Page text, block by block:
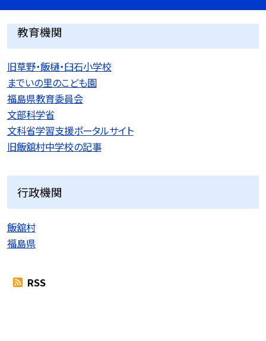
教育機関
旧草野・飯樋・臼石小学校
までいの里のこども園
福島県教育委員会
文部科学省
文科省学習支援ポータルサイト
旧飯舘村中学校の記事
行政機関
飯舘村
福島県
RSS